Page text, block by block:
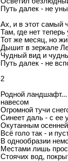
Путь далек - не
Ах, и в этот самый
Там, где нет теперь
Тот же месяц, но
Дышит в зеркале
Чудный вид и
Путь далек - не
2
Родной
навесом
Огромной тучи
Синеет даль - с ее
Окутанным
Всё голо так - и
В однообразии
Местами лишь
Стоячих вод,